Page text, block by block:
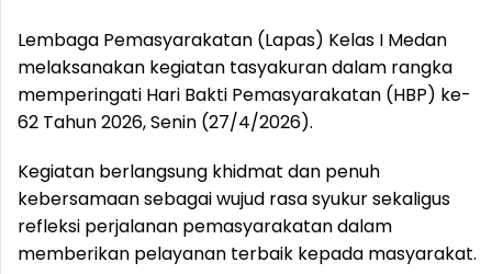
Lembaga Pemasyarakatan (Lapas) Kelas I Medan
melaksanakan kegiatan tasyakuran dalam rangka
memperingati Hari Bakti Pemasyarakatan (HBP) ke-
62 Tahun 2026, Senin (27/4/2026).
Kegiatan berlangsung khidmat dan penuh
kebersamaan sebagai wujud rasa syukur sekaligus
refleksi perjalanan pemasyarakatan dalam
memberikan pelayanan terbaik kepada masyarakat.